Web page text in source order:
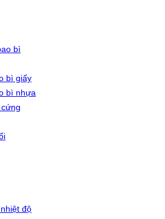
bì
bì giấy
bì nhựa
độ